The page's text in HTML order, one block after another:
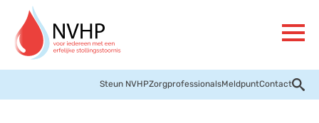
Steun NVHPZorgprofessionalsMeldpuntContact